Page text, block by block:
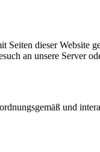
dieser Website
an unsere Server
und